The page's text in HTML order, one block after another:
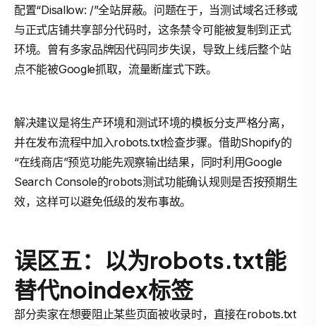
配置“Disallow: /”全站屏蔽。问题在于，当测试域名迁移或
与正式店铺共享部分代码时，这条禁令可能被复制到正式
环境。曾有多家品牌因代码同步失误，导致上线后整个站
点不能被Google抓取，流量断崖式下跌。
解决建议是将生产环境和测试环境的模板分支严格分离，
并在发布流程中加入robots.txt检查步骤。借助Shopify的
“在线商店”预览功能先观察输出结果，同时利用Google
Search Console的robots测试功能确认规则是否按预期生
效，这样可以避免低级的发布事故。
误区五：以为robots.txt能
替代noindex标签
部分卖家在想要阻止某些页面被收录时，直接在robots.txt